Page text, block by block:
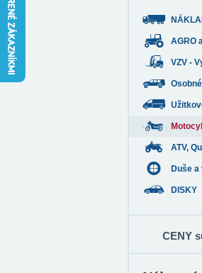
AGRO
VZV -
ATV,
Duše
DISKY
CENY